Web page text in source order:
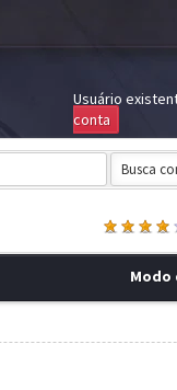
Usuário
conta
Modo